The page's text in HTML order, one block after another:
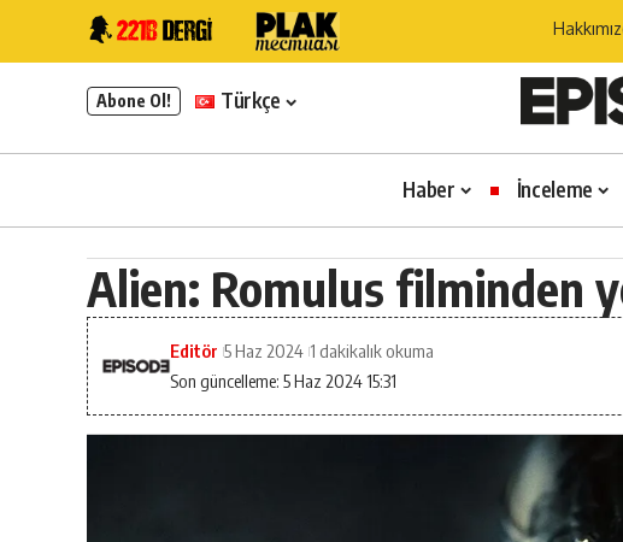
Abone Ol! Türkçe
Haber İnceleme
Alien: Romulus filminden
Son güncelleme: 5 Haz 2024 15:31
Editör 5 Haz 2024 1 dakikalık okuma